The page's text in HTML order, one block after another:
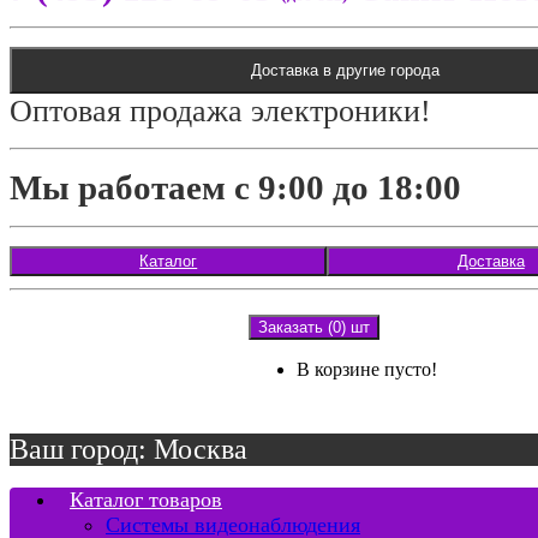
Доставка в другие города
Оптовая продажа электроники!
Мы работаем с 9:00 до 18:00
Каталог Доставка
Заказать (0) шт
В корзине пусто!
Ваш город: Москва
Каталог товаров
Системы видеонаблюдения